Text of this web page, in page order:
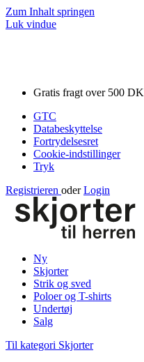
Zum Inhalt springen
Luk vindue
Gratis fragt over 500
GTC
Databeskyttelse
Fortrydelsesret
Cookie-indstillinger
Tryk
Registrieren oder Login
Ny
Skjorter
Strik og sved
Poloer og T-shirts
Undertøj
Salg
Til kategori Skjorter